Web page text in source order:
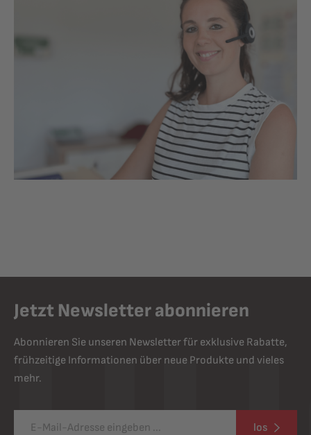
Jetzt Newsletter abonnieren
Abonnieren Sie unseren Newsletter für exklusive Rabatte,
frühzeitige Informationen über neue Produkte und vieles
mehr.
los